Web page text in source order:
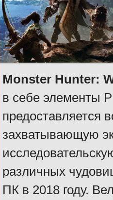
Monster Hunter:
в себе элементы
предоставляется
захватывающую
различных
ПК в 2018 году.